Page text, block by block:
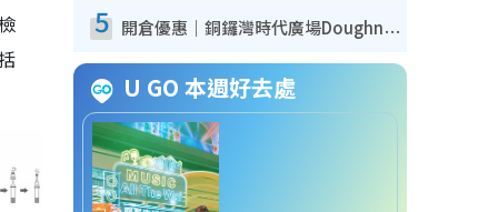
5 開倉優惠｜銅鑼灣時代廣場Doughnut/Campo Marzio開倉低至1折！背囊、書包、手袋劈價$200起
U GO 本週好去處